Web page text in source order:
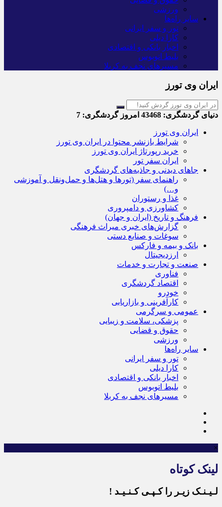
ورزشی
سایر راه‌ها
تور و سفر ایرانی
کارا دیلی
اخبار بانکی و اقتصادی
بلیط اتوبوس
مسیرهای نجف به کربلا
ایران وی تورز
دنیای گردشگری: امروز گردشگری:
ایران وی تورز
شرایط بازنشر محتوا در ایران وی تورز
خرید رپورتاژ ایران وی تورز
ایران سفر تور
جاهای دیدنی و جاذبه‌های گردشگری
راهنمای سفر (تورها و هتل‌ها و حمل‌و‌نقل و آموزشی
و…)
غذا و رستوران
کشاورزی و دامپروری
فرهنگ و تاریخ (ایران و جهان)
گزارش‌های خبری میراث فرهنگی
سوغات و صنایع دستی
بانک و بیمه و فارکس
ارزدیجیتال
صنعت و تجارت و خدمات
فناوری
اقتصاد گردشگری
خودرو
کارآفرینی و بازاریابی
عمومی و سرگرمی
پزشکی، سلامت و زیبایی
حقوق و قضایی
ورزشی
سایر راه‌ها
تور و سفر ایرانی
کارا دیلی
اخبار بانکی و اقتصادی
بلیط اتوبوس
مسیرهای نجف به کربلا
×
لینک کوتاه
لـیـنـک زیـر را کـپـی کـنـیـد !